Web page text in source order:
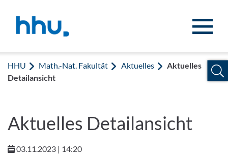
HHU Math.-Nat. Fakultät Aktuelles
Aktuelles
Detailansicht
Aktuelles Detailansicht
03.11.2023 | 14:20